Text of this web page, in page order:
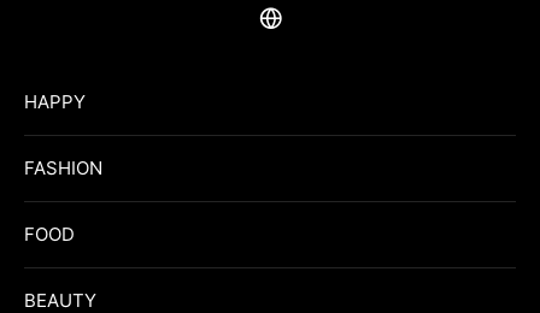
HAPPY
FASHION
FOOD
BEAUTY